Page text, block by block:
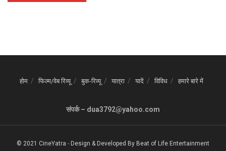
होम फिल्म/वेब रिव्यू बुक-रिव्यू यात्रा यादें विविध हमारे बारे में
संपर्क – dua3792@yahoo.com
© 2021 CineYatra - Design & Developed By Beat of Life Entertainment